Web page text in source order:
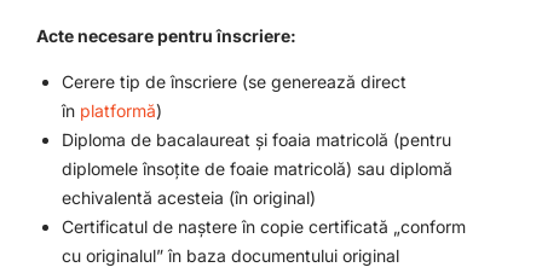
Acte necesare pentru înscriere:
Cerere tip de înscriere (se generează direct
în platformă)
Diploma de bacalaureat și foaia matricolă (pentru
diplomele însoțite de foaie matricolă) sau diplomă
echivalentă acesteia (în original)
Certificatul de naștere în copie certificată „conform
cu originalul” în baza documentului original